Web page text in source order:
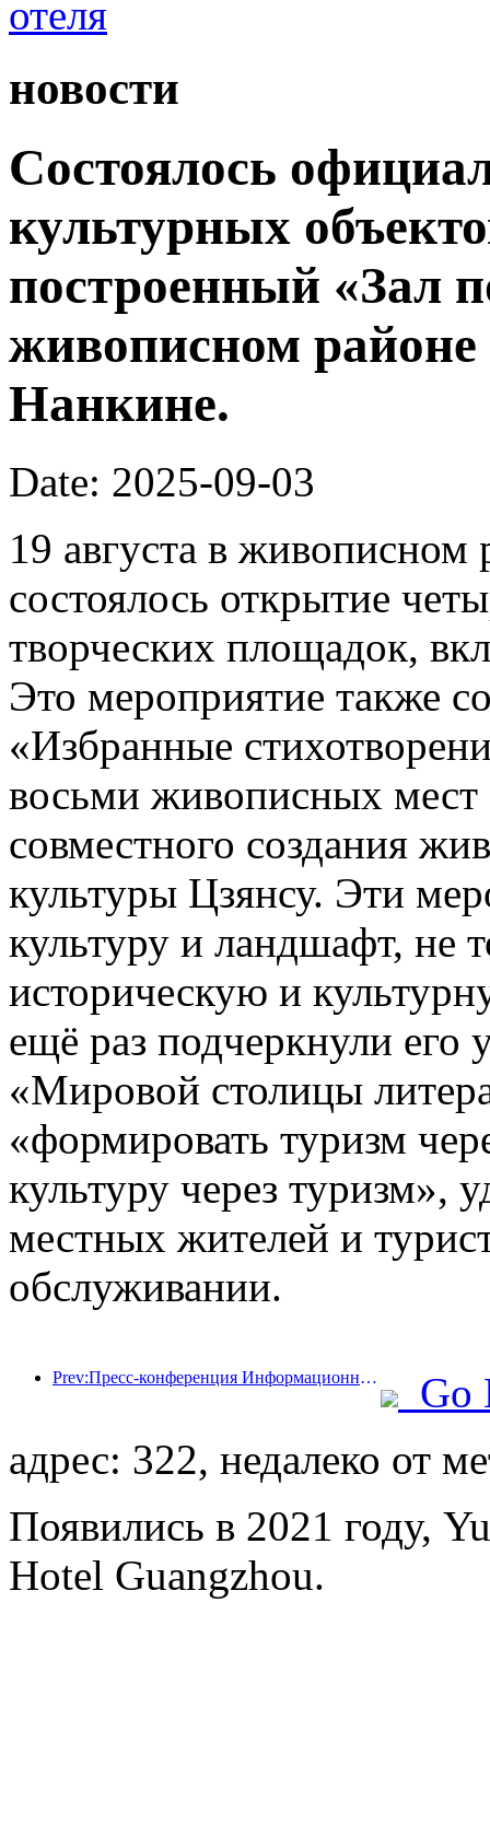
новости
Состоялось
культурных
построенный «Зал
живописном
Нанкине.
Date: 2025-09-03
19 августа в
состоялось открытие
творческих площадок,
Это мероприятие также
«Избранные
восьми живописных
совместного создания
культуры Цзянсу. Эти
культуру и ландшафт, не
историческую и
ещё раз подчеркнули его
«Мировой столицы
«формировать туризм
культуру через туризм»,
местных жителей и
обслуживании.
Prev:Пресс-конференция Информационного бюро Госсовета: В настоящее время в моей стране есть 28 пограничных портов, которые могут предоставлять услуги по беспилотному туризму.
Go
адрес: 322, недалеко от
Появились в 2021 году,
Hotel Guangzhou.